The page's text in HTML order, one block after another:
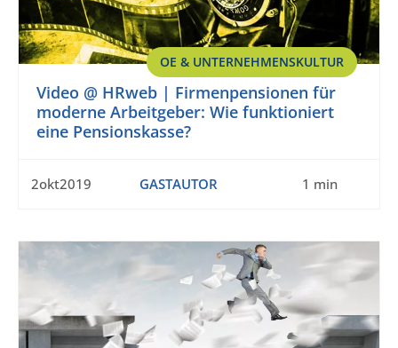
OE & UNTERNEHMENSKULTUR
Video @ HRweb | Firmenpensionen für
moderne Arbeitgeber: Wie funktioniert
eine Pensionskasse?
2okt2019 GASTAUTOR 1 min